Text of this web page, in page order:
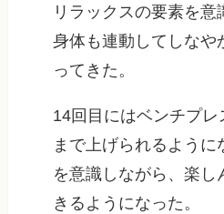
リラックスの要素を意
身体も連動してしなや
ってきた。
14回目にはベンチプ
まで上げられるよう
を意識しながら、楽
きるようになった。